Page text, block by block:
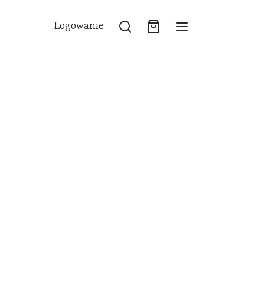
Logowanie